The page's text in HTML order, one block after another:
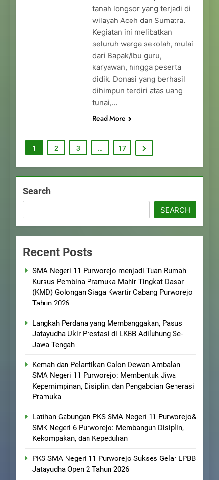
tanah longsor yang terjadi di
wilayah Aceh dan Sumatra.
Kegiatan ini melibatkan
seluruh warga sekolah, mulai
dari Bapak/Ibu guru,
karyawan, hingga peserta
didik. Donasi yang berhasil
dihimpun terdiri atas uang
tunai,…
Read More
1 2 3 … 17
Search
SEARCH
Recent Posts
SMA Negeri 11 Purworejo menjadi Tuan Rumah
Kursus Pembina Pramuka Mahir Tingkat Dasar
(KMD) Golongan Siaga Kwartir Cabang Purworejo
Tahun 2026
Langkah Perdana yang Membanggakan, Pasus
Jatayudha Ukir Prestasi di LKBB Adiluhung Se-
Jawa Tengah
Kemah dan Pelantikan Calon Dewan Ambalan
SMA Negeri 11 Purworejo: Membentuk Jiwa
Kepemimpinan, Disiplin, dan Pengabdian Generasi
Pramuka
Latihan Gabungan PKS SMA Negeri 11 Purworejo&
SMK Negeri 6 Purworejo: Membangun Disiplin,
Kekompakan, dan Kepedulian
PKS SMA Negeri 11 Purworejo Sukses Gelar LPBB
Jatayudha Open 2 Tahun 2026